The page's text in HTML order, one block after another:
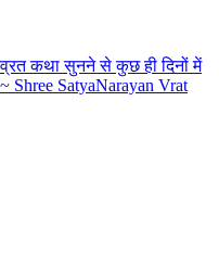
कथा सुनने से कुछ ही दिनों में
Shree SatyaNarayan Vrat